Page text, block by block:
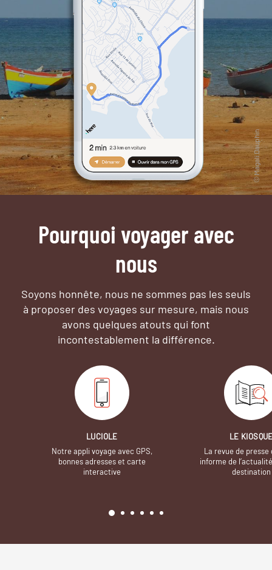
Pourquoi voyager avec
nous
Soyons honnête, nous ne sommes pas les seuls
à proposer des voyages sur mesure, mais nous
avons quelques atouts qui font
incontestablement la différence.
LUCIOLE
Notre appli voyage avec GPS,
bonnes adresses et carte
interactive
LE
La revue de presse
informe de
destination